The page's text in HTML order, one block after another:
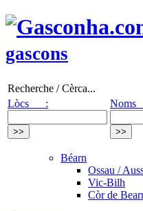
gascons
Recherche / Cèrca...
Lòcs :
Béarn
Ossau /
Vic-Bilh
Còr de